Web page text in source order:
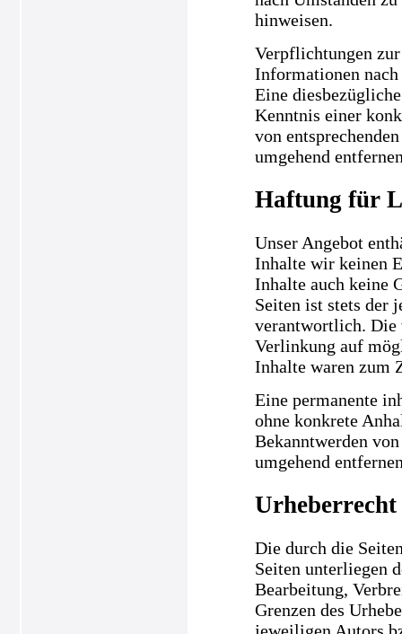
hinweisen.
Verpflichtungen
Informationen
Eine
Kenntnis einer
von
umgehend
Haftung für
Unser Angebot
Inhalte wir keinen
Inhalte auch keine
Seiten ist stets der
verantwortlich. Die
Verlinkung auf
Inhalte waren zum
Eine permanente
ohne konkrete
Bekanntwerden
umgehend
Urheberrecht
Die durch die
Seiten unterliegen
Bearbeitung,
Grenzen des